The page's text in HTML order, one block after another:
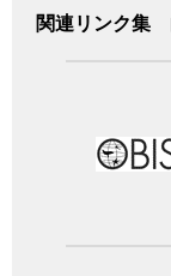
関連リンク集